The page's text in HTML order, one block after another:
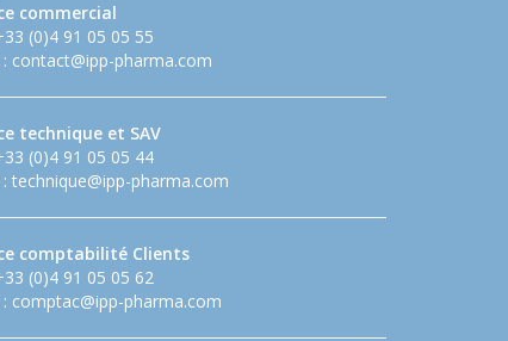
commercial
(0)4 91 05 05 55
contact@ipp-pharma.com
technique et SAV
(0)4 91 05 05 44
technique@ipp-pharma.com
comptabilité Clients
(0)4 91 05 05 62
comptac@ipp-pharma.com